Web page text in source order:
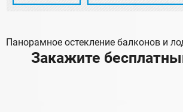
Панорамное остекление балконов и
Закажите